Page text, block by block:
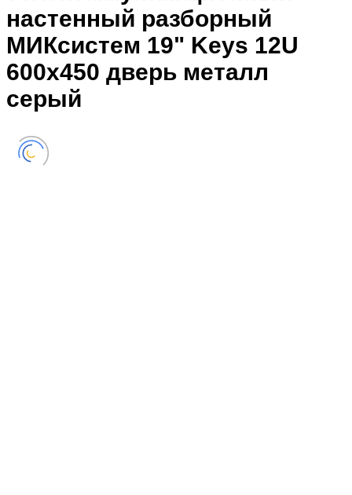
настенный разборный
МИКсистем 19" Keys 12U
600x450 дверь металл
серый